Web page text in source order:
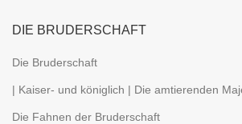
DIE BRUDERSCHAFT
Die Bruderschaft
| Kaiser- und königlich | Die amtierenden
Die Fahnen der Bruderschaft